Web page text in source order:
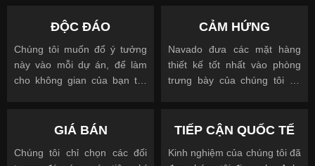
ĐỘC ĐÁO
Chúng tôi muốn đổ ý tưởng
này vào mỗi dự án, để làm
cho không gian của bạn trở
CẢM HỨNG
Navado đưa các mặt hàng
thiết kế tốt nhất vào phòng
trưng bày của chúng tôi để
GIÁ BÁN
Chúng tôi chỉ chọn các đối
TIẾP CẬN QUỐC TẾ
Kinh nghiệm của chúng tôi đã